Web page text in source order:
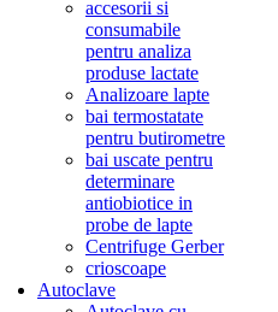
accesorii si
consumabile
pentru analiza
produse lactate
Analizoare lapte
bai termostatate
pentru butirometre
bai uscate pentru
determinare
antiobiotice in
probe de lapte
Centrifuge Gerber
crioscoape
Autoclave